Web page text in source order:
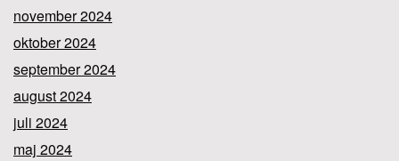
november 2024
oktober 2024
september 2024
august 2024
juli 2024
maj 2024